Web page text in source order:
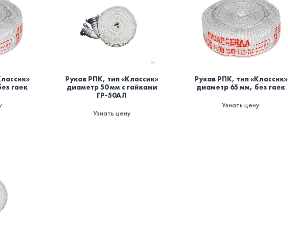
гаек
Рукав РПК, тип «Классик»
диаметр 50 мм с гайками
ГР-50АЛ
Узнать цену
Рукав РПК, тип «Классик»
диаметр 65 мм, без гаек
Узнать цену